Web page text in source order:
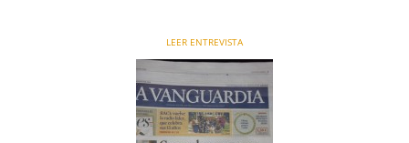
LEER ENTREVISTA